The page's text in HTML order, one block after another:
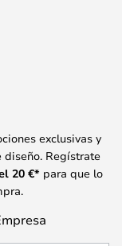
exclusivas y
Regístrate
20 €* para que lo